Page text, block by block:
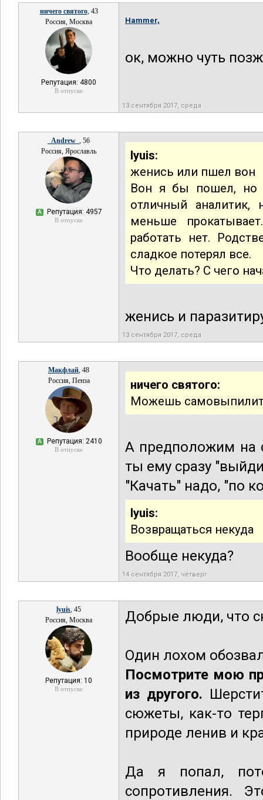
ничего святого, 43
Россия, Москва
Репутация: 4800
В отпуске
Hammer,
ок, можно чуть
13 сентября 2017, среда
_Andrew_ , 56
Россия, Ярославль
А Репутация: 4957
В отпуске
lyuis:
женись или пшел вон
Вон я бы пошел, но
отличный
меньше
работать нет.
сладкое потерял все.
Что делать? С чего
женись и
13 сентября 2017, среда
Макфлай, 48
Россия, Пенза
А Репутация: 2410
В отпуске
ничего святого:
Можешь
А предположим на
ты ему сразу
"Качать" надо, "по
lyuis:
Возвращаться некуда
Вообще некуда?
14 сентября 2017, четверг
lyuis, 45
Россия, Москва
Репутация: 10
В отпуске
Добрые люди, что
Один лохом
Посмотрите мою
из другого.
сюжеты, как-то
природе ленив и
Да я попал,
сопротивления.